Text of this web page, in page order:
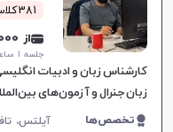
381 کلاس موفق
از 400,000 تومان
جلسه ۱ ساعتی
تمامی سطوح و اهداف آموزشی.
تخصص‌ها